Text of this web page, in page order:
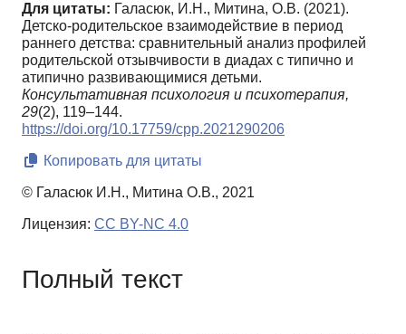
Для цитаты: Галасюк, И.Н., Митина, О.В. (2021).
Детско-родительское взаимодействие в период
раннего детства: сравнительный анализ профилей
родительской отзывчивости в диадах с типично и
атипично развивающимися детьми.
Консультативная психология и психотерапия,
29(2), 119–144.
https://doi.org/10.17759/cpp.2021290206
Копировать для цитаты
© Галасюк И.Н., Митина О.В., 2021
Лицензия: CC BY-NC 4.0
Полный текст